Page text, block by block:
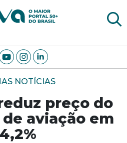
Viva Notícias
NOTÍCIAS
preço do
aviação em